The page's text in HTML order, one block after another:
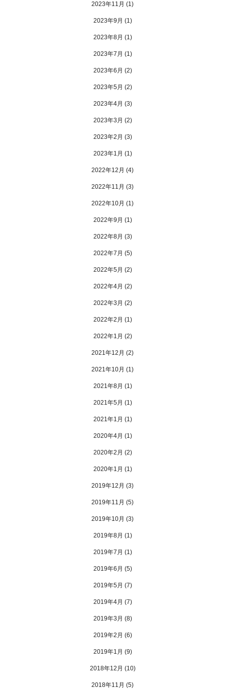
2023年11月 (1)
2023年9月 (1)
2023年8月 (1)
2023年7月 (1)
2023年6月 (2)
2023年5月 (2)
2023年4月 (3)
2023年3月 (2)
2023年2月 (3)
2023年1月 (1)
2022年12月 (4)
2022年11月 (3)
2022年10月 (1)
2022年9月 (1)
2022年8月 (3)
2022年7月 (5)
2022年5月 (2)
2022年4月 (2)
2022年3月 (2)
2022年2月 (1)
2022年1月 (2)
2021年12月 (2)
2021年10月 (1)
2021年8月 (1)
2021年5月 (1)
2021年1月 (1)
2020年4月 (1)
2020年2月 (2)
2020年1月 (1)
2019年12月 (3)
2019年11月 (5)
2019年10月 (3)
2019年8月 (1)
2019年7月 (1)
2019年6月 (5)
2019年5月 (7)
2019年4月 (7)
2019年3月 (8)
2019年2月 (6)
2019年1月 (9)
2018年12月 (10)
2018年11月 (5)